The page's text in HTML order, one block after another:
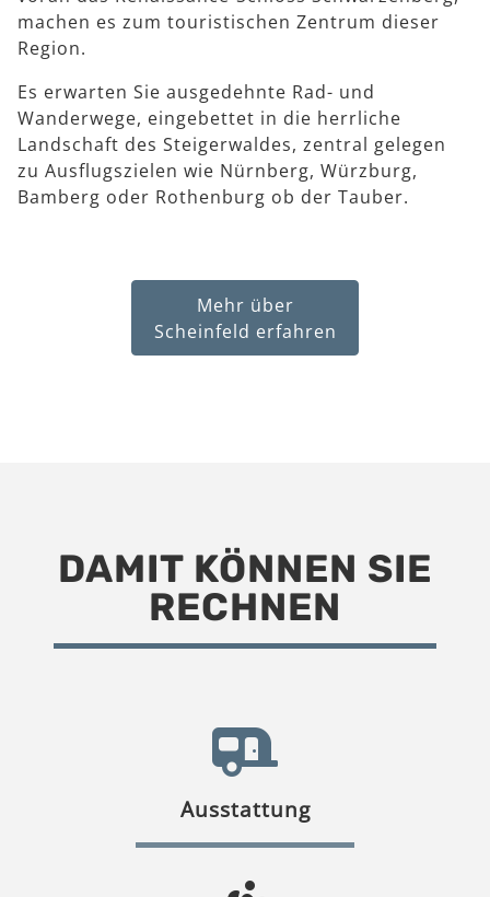
machen es zum touristischen Zentrum dieser
Region.
Es erwarten Sie ausgedehnte Rad- und
Wanderwege, eingebettet in die herrliche
Landschaft des Steigerwaldes, zentral gelegen
zu Ausflugszielen wie Nürnberg, Würzburg,
Bamberg oder Rothenburg ob der Tauber.
Mehr über
Scheinfeld erfahren
DAMIT KÖNNEN SIE
RECHNEN
Ausstattung